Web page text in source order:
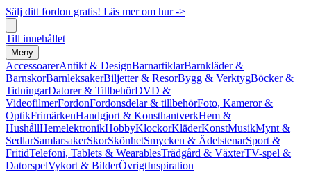
Sälj ditt fordon gratis! Läs mer om hur ->
Till innehållet
Meny
AccessoarerAntikt & DesignBarnartiklarBarnkläder &
BarnskorBarnleksakerBiljetter & ResorBygg & VerktygBöcker &
TidningarDatorer & TillbehörDVD &
VideofilmerFordonFordonsdelar & tillbehörFoto, Kameror &
OptikFrimärkenHandgjort & KonsthantverkHem &
HushållHemelektronikHobbyKlockorKläderKonstMusikMynt &
SedlarSamlarsakerSkorSkönhetSmycken & ÄdelstenarSport &
FritidTelefoni, Tablets & WearablesTrädgård & VäxterTV-spel &
DatorspelVykort & BilderÖvrigtInspiration